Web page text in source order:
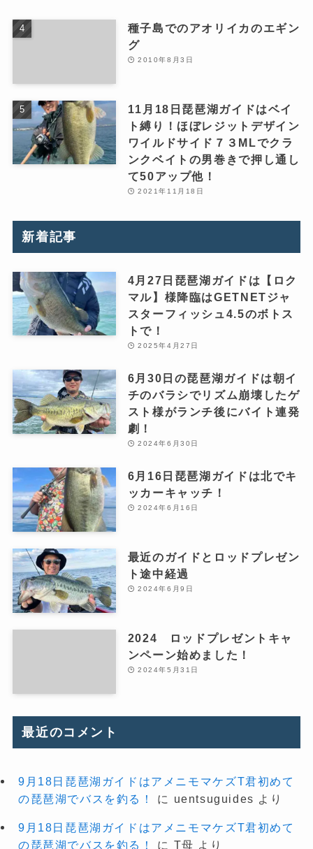
種子島でのアオリイカのエギン
グ
2010年8月3日
11月18日琵琶湖ガイドはベイ
ト縛り！ほぼレジットデザイン
ワイルドサイド７３MLでクラ
ンクベイトの男巻きで押し通し
て50アップ他！
2021年11月18日
新着記事
4月27日琵琶湖ガイドは【ロク
マル】様降臨はGETNETジャ
スターフィッシュ4.5のボトス
トで！
2025年4月27日
6月30日の琵琶湖ガイドは朝イ
チのバラシでリズム崩壊したゲ
スト様がランチ後にバイト連発
劇！
2024年6月30日
6月16日琵琶湖ガイドは北でキ
ッカーキャッチ！
2024年6月16日
最近のガイドとロッドプレゼン
ト途中経過
2024年6月9日
2024 ロッドプレゼントキャ
ンペーン始めました！
2024年5月31日
最近のコメント
9月18日琵琶湖ガイドはアメニモマケズT君初めて
の琵琶湖でバスを釣る！
に uentsuguides より
9月18日琵琶湖ガイドはアメニモマケズT君初めて
の琵琶湖でバスを釣る！
に T母 より